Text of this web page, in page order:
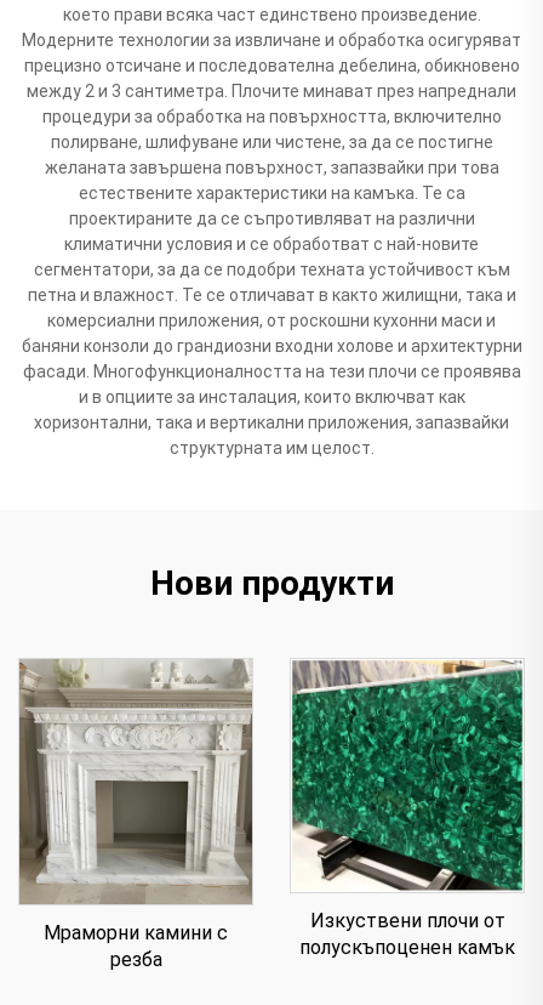
което прави всяка част единствено произведение.
Модерните технологии за извличане и обработка осигуряват
прецизно отсичане и последователна дебелина, обикновено
между 2 и 3 сантиметра. Плочите минават през напреднали
процедури за обработка на повърхността, включително
полирване, шлифуване или чистене, за да се постигне
желаната завършена повърхност, запазвайки при това
естествените характеристики на камъка. Те са
проектираните да се съпротивляват на различни
климатични условия и се обработват с най-новите
сегментатори, за да се подобри техната устойчивост към
петна и влажност. Те се отличават в както жилищни, така и
комерсиални приложения, от роскошни кухонни маси и
баняни конзоли до грандиозни входни холове и архитектурни
фасади. Многофункционалността на тези плочи се проявява
и в опциите за инсталация, които включват как
хоризонтални, така и вертикални приложения, запазвайки
структурната им целост.
Нови продукти
Мраморни камини с
резба
Изкуствени плочи от
полускъпоценен камък